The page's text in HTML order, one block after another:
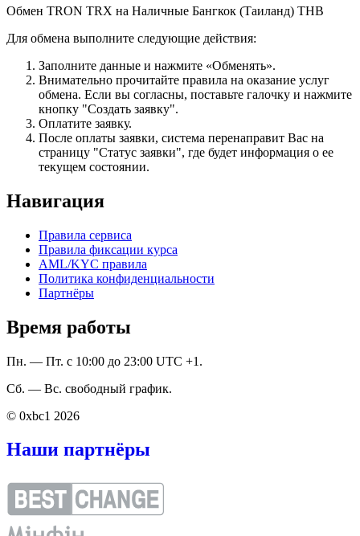
Обмен TRON TRX на Наличные Бангкок (Таиланд) THB
Для обмена выполните следующие действия:
Заполните данные и нажмите «Обменять».
Внимательно прочитайте правила на оказание услуг
обмена. Если вы согласны, поставьте галочку и нажмите
кнопку "Создать заявку".
Оплатите заявку.
После оплаты заявки, система перенаправит Вас на
страницу "Статус заявки", где будет информация о ее
текущем состоянии.
Навигация
Правила сервиса
Правила фиксации курса
AML/KYC правила
Политика конфиденциальности
Партнёры
Время работы
Пн. — Пт. с 10:00 до 23:00 UTC +1.
Сб. — Вс. свободный график.
© 0xbc1 2026
Наши партнёры